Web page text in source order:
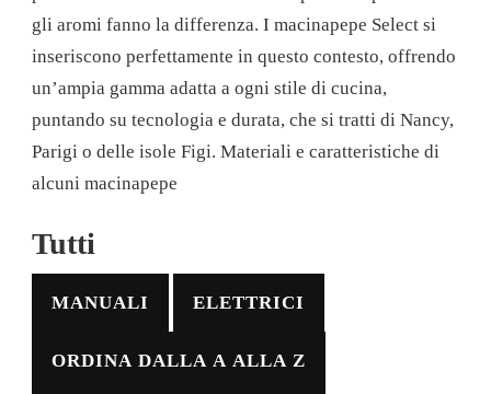
gli aromi fanno la differenza. I macinapepe Select si
inseriscono perfettamente in questo contesto, offrendo
un’ampia gamma adatta a ogni stile di cucina,
puntando su tecnologia e durata, che si tratti di Nancy,
Parigi o delle isole Figi. Materiali e caratteristiche di
alcuni macinapepe
Tutti
MANUALI ELETTRICI
ORDINA DALLA A ALLA Z